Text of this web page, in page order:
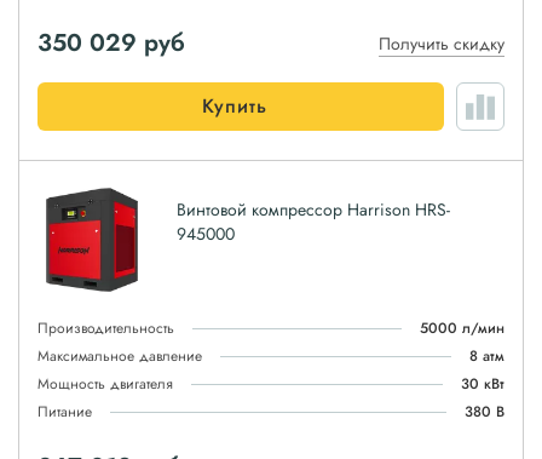
350 029 руб Получить скидку
Купить
Винтовой компрессор Harrison HRS-
945000
Производительность
5000 л/мин
Максимальное давление
8 атм
Мощность двигателя
30 кВт
Питание
380 В